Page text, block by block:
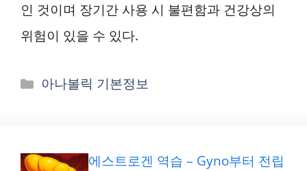
인 것이며 장기간 사용 시 불편함과 건강상의
위험이 있을 수 있다.
카
아나볼릭 기본정보
에스트로겐 역습 – Gyno부터 전립